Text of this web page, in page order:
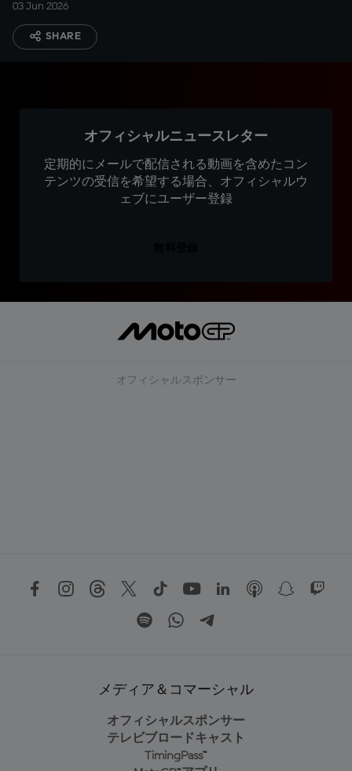
03 Jun 2026
SHARE
オフィシャルニュースレター
定期的にメールで配信される動画を含めたコン
テンツの受信を希望する場合、オフィシャルウ
ェブにユーザー登録
オフィシャルスポンサー
メディア＆コマーシャル
オフィシャルスポンサー
テレビブロードキャスト
TimingPass™